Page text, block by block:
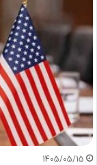
1405/05/15